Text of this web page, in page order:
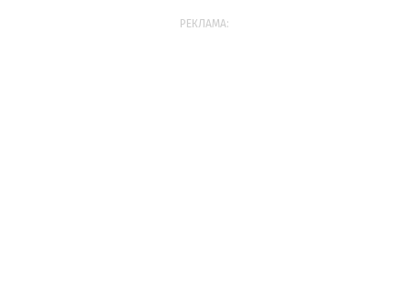
РЕКЛАМА: